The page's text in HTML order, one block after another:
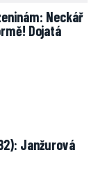
Dojatá
Janžurová